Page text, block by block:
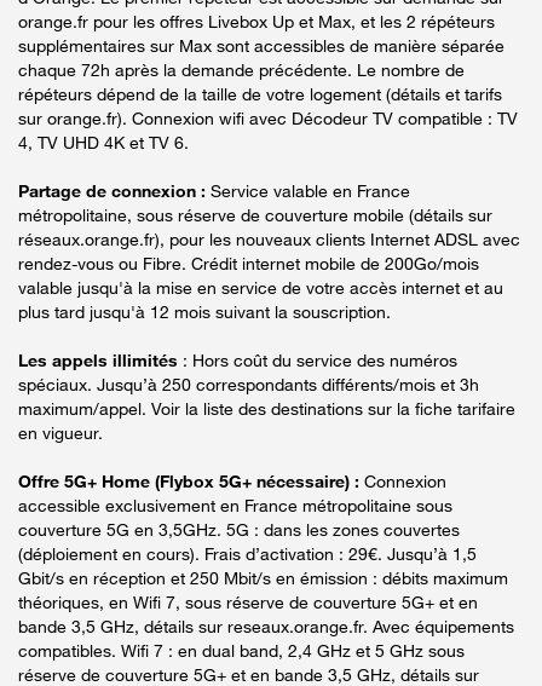
orange.fr pour les offres Livebox Up et Max, et les 2 répéteurs
supplémentaires sur Max sont accessibles de manière séparée
chaque 72h après la demande précédente. Le nombre de
répéteurs dépend de la taille de votre logement (détails et tarifs
sur orange.fr). Connexion wifi avec Décodeur TV compatible : TV
4, TV UHD 4K et TV 6.
Partage de connexion : Service valable en France
métropolitaine, sous réserve de couverture mobile (détails sur
réseaux.orange.fr), pour les nouveaux clients Internet ADSL avec
rendez-vous ou Fibre. Crédit internet mobile de 200Go/mois
valable jusqu'à la mise en service de votre accès internet et au
plus tard jusqu'à 12 mois suivant la souscription.
Les appels illimités : Hors coût du service des numéros
spéciaux. Jusqu’à 250 correspondants différents/mois et 3h
maximum/appel. Voir la liste des destinations sur la fiche tarifaire
en vigueur.
Offre 5G+ Home (Flybox 5G+ nécessaire) : Connexion
accessible exclusivement en France métropolitaine sous
couverture 5G en 3,5GHz. 5G : dans les zones couvertes
(déploiement en cours). Frais d’activation : 29€. Jusqu’à 1,5
Gbit/s en réception et 250 Mbit/s en émission : débits maximum
théoriques, en Wifi 7, sous réserve de couverture 5G+ et en
bande 3,5 GHz, détails sur reseaux.orange.fr. Avec équipements
compatibles. Wifi 7 : en dual band, 2,4 GHz et 5 GHz sous
réserve de couverture 5G+ et en bande 3,5 GHz, détails sur